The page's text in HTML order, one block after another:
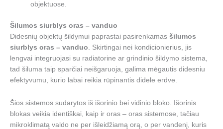
objektuose.
Šilumos siurblys oras – vanduo
Didesnių objektų šildymui paprastai pasirenkamas šilumos
siurblys oras – vanduo . Skirtingai nei kondicionierius, jis
lengvai integruojasi su radiatorine ar grindinio šildymo sistema,
tad šiluma taip sparčiai neišgaruoja, galima mėgautis didesniu
efektyvumu, kurio labai reikia rūpinantis didele erdve.
Šios sistemos sudarytos iš išorinio bei vidinio bloko. Išorinis
blokas veikia identiškai, kaip ir oras – oras sistemose, tačiau
mikroklimatą valdo ne per išleidžiamą orą, o per vandenį, kuris